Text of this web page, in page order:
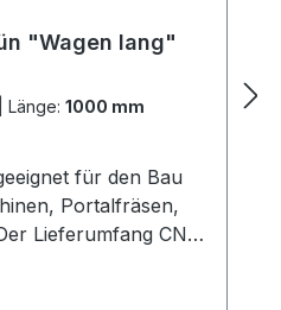
"Wagen lang"
Länge: 1000 mm
für den Bau
Portalfräsen,
Lieferumfang CNC